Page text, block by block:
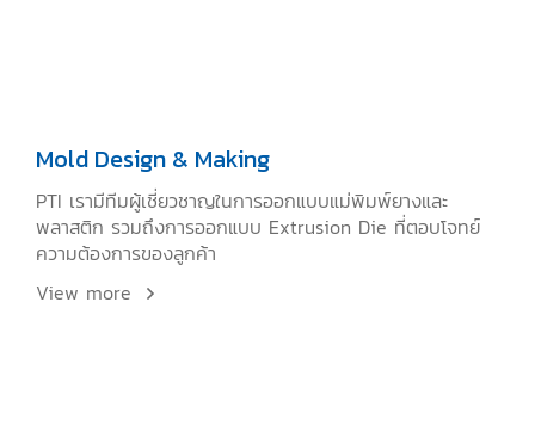
Mold Design & Making
PTI เรามีทีมผู้เชี่ยวชาญในการออกแบบแม่พิมพ์ยางและ
พลาสติก รวมถึงการออกแบบ Extrusion Die ที่ตอบโจทย์
ความต้องการของลูกค้า
View more